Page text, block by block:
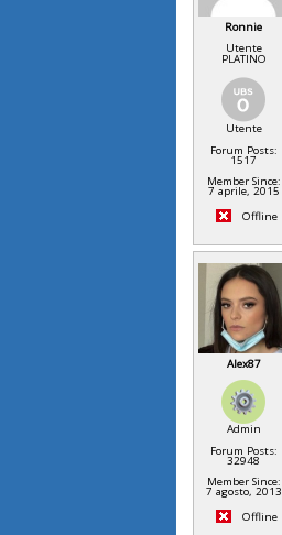
Ronnie
Utente
PLATINO
Utente
Forum Posts:
1517
Member Since:
7 aprile, 2015
Offline
Alex87
Admin
Forum Posts:
32948
Member Since:
7 agosto, 2013
Offline